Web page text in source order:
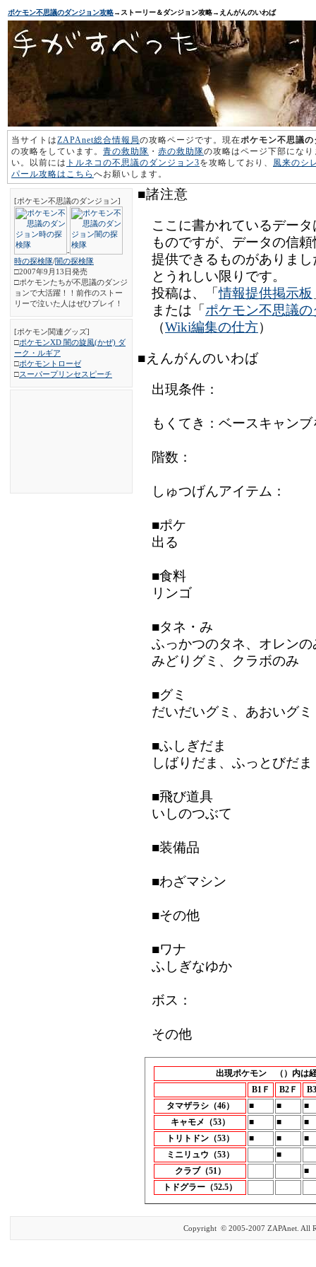
ポケモン不思議のダンジョン攻略→ストーリー＆ダンジョン攻略→えんがんのいわば
当サイトはZAPAnet総合情報局の攻略ページです。現在ポケモン不思議
の攻略をしています。 青の救助隊 ・ 赤の救助隊の攻略はページ下部にな
い。以前には トルネコの不思議のダンジョン3を攻略しており、 風来のシ
パール攻略はこちら へお願いします。
[ポケモン不思議のダンジョン]
-
時の探検隊/闇の探検隊
□2007年9月13日発売
□ポケモンたちが不思議のダンジ
ョンで大活躍！！前作のストー
リーで泣いた人はぜひプレイ！
[ポケモン関連グッズ]
□ポケモンXD 闇の旋風(かぜ) ダ
ーク・ルギア
□ポケモントローゼ
□スーパープリンセスピーチ
■諸注意
ここに書かれているデー
ものですが、データの信
提供できるものがありま
とうれしい限りです。
投稿は、「情報提供掲示板
または「 ポケモン不思議
（Wiki編集の仕方）
■えんがんのいわば
出現条件：
もくてき：ベースキャン
階数：
しゅつげんアイテム：
■ポケ
出る
■食料
リンゴ
■タネ・み
ふっかつのタネ、オレン
みどりグミ、クラボのみ
■グミ
だいだいグミ、あおいグミ
■ふしぎだま
しばりだま、ふっとびだま
■飛び道具
いしのつぶて
■装備品
■わざマシン
■その他
■ワナ
ふしぎなゆか
ボス：
その他
出現ポケモン （）内は
B1Ｆ
B2Ｆ
タマザラシ（46）
■ ■
■
キャモメ（53）
■ ■
■
トリトドン（53）
■ ■
■
ミニリュウ（53）
■
クラブ（51）
■
トドグラー（52.5）
Copyright © 2005-2007 ZAPAnet. All